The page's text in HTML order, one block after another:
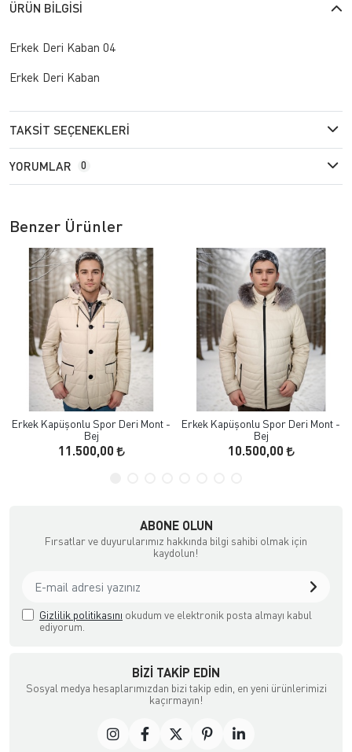
ÜRÜN BILGISI
Erkek Deri Kaban 04
Erkek Deri Kaban
TAKSIT SEÇENEKLERI
YORUMLAR 0
Benzer Ürünler
Erkek Kapüşonlu Spor Deri Mont -
Bej
11.500,00
Erkek Kapüşonlu Spor Deri Mont -
Bej
10.500,00
ABONE OLUN
Fırsatlar ve duyurularımız hakkında bilgi sahibi olmak için
kaydolun!
Gizlilik politikasını okudum ve elektronik posta almayı kabul
ediyorum.
BIZI TAKIP EDIN
Sosyal medya hesaplarımızdan bizi takip edin, en yeni ürünlerimizi
kaçırmayın!